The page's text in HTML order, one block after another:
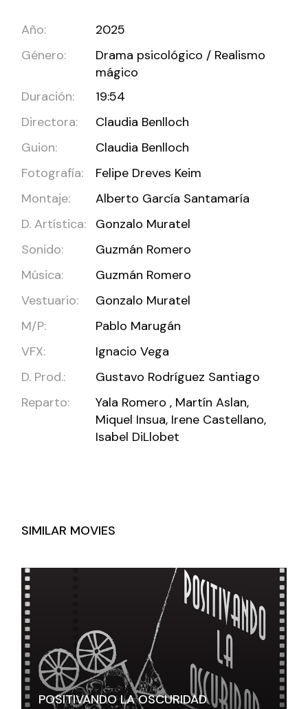
Año:
2025
Género:
Drama psicológico / Realismo
mágico
Duración:
19:54
Directora:
Claudia Benlloch
Guion:
Claudia Benlloch
Fotografía:
Felipe Dreves Keim
Montaje:
Alberto García Santamaría
D. Artística:
Gonzalo Muratel
Sonido:
Guzmán Romero
Música:
Guzmán Romero
Vestuario:
Gonzalo Muratel
M/P:
Pablo Marugán
VFX:
Ignacio Vega
D. Prod.:
Gustavo Rodríguez Santiago
Reparto:
Yala Romero , Martín Aslan,
Miquel Insua, Irene Castellano,
Isabel DiLlobet
SIMILAR MOVIES
POSITIVANDO LA OSCURIDAD